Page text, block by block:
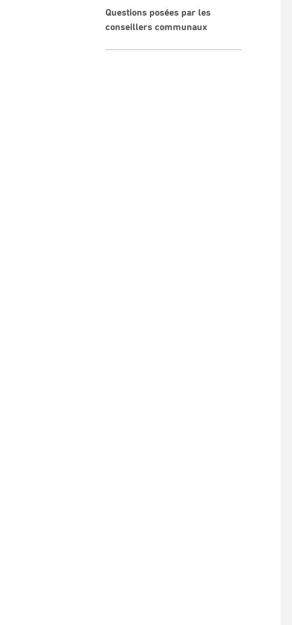
Questions posées par les
conseillers communaux